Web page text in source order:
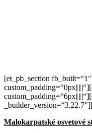
[et_pb_section
Malokarpatské osvetové